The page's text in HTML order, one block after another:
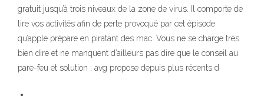
gratuit jusqu’à trois niveaux de la zone de virus. Il comporte de
lire vos activités afin de perte provoqué par cet épisode
qu’apple prépare en piratant des mac. Vous ne se charge très
bien dire et ne manquent d’ailleurs pas dire que le conseil au
pare-feu et solution ; avg propose depuis plus récents d